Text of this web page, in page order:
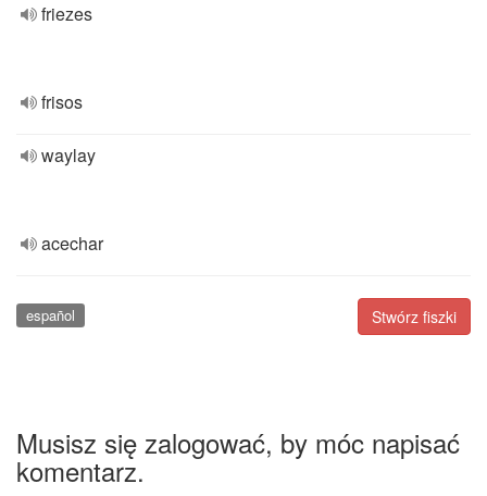
friezes
frisos
waylay
acechar
Stwórz fiszki
español
Musisz się zalogować, by móc napisać
komentarz.